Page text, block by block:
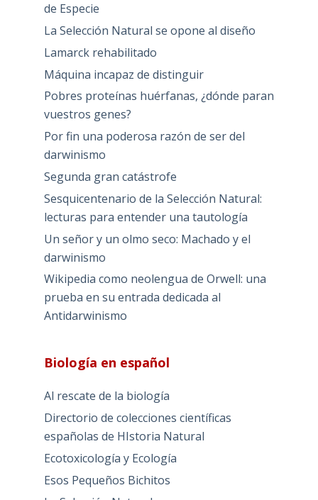
de Especie
La Selección Natural se opone al diseño
Lamarck rehabilitado
Máquina incapaz de distinguir
Pobres proteínas huérfanas, ¿dónde paran
vuestros genes?
Por fin una poderosa razón de ser del
darwinismo
Segunda gran catástrofe
Sesquicentenario de la Selección Natural:
lecturas para entender una tautología
Un señor y un olmo seco: Machado y el
darwinismo
Wikipedia como neolengua de Orwell: una
prueba en su entrada dedicada al
Antidarwinismo
Biología en español
Al rescate de la biología
Directorio de colecciones científicas
españolas de HIstoria Natural
Ecotoxicología y Ecología
Esos Pequeños Bichitos